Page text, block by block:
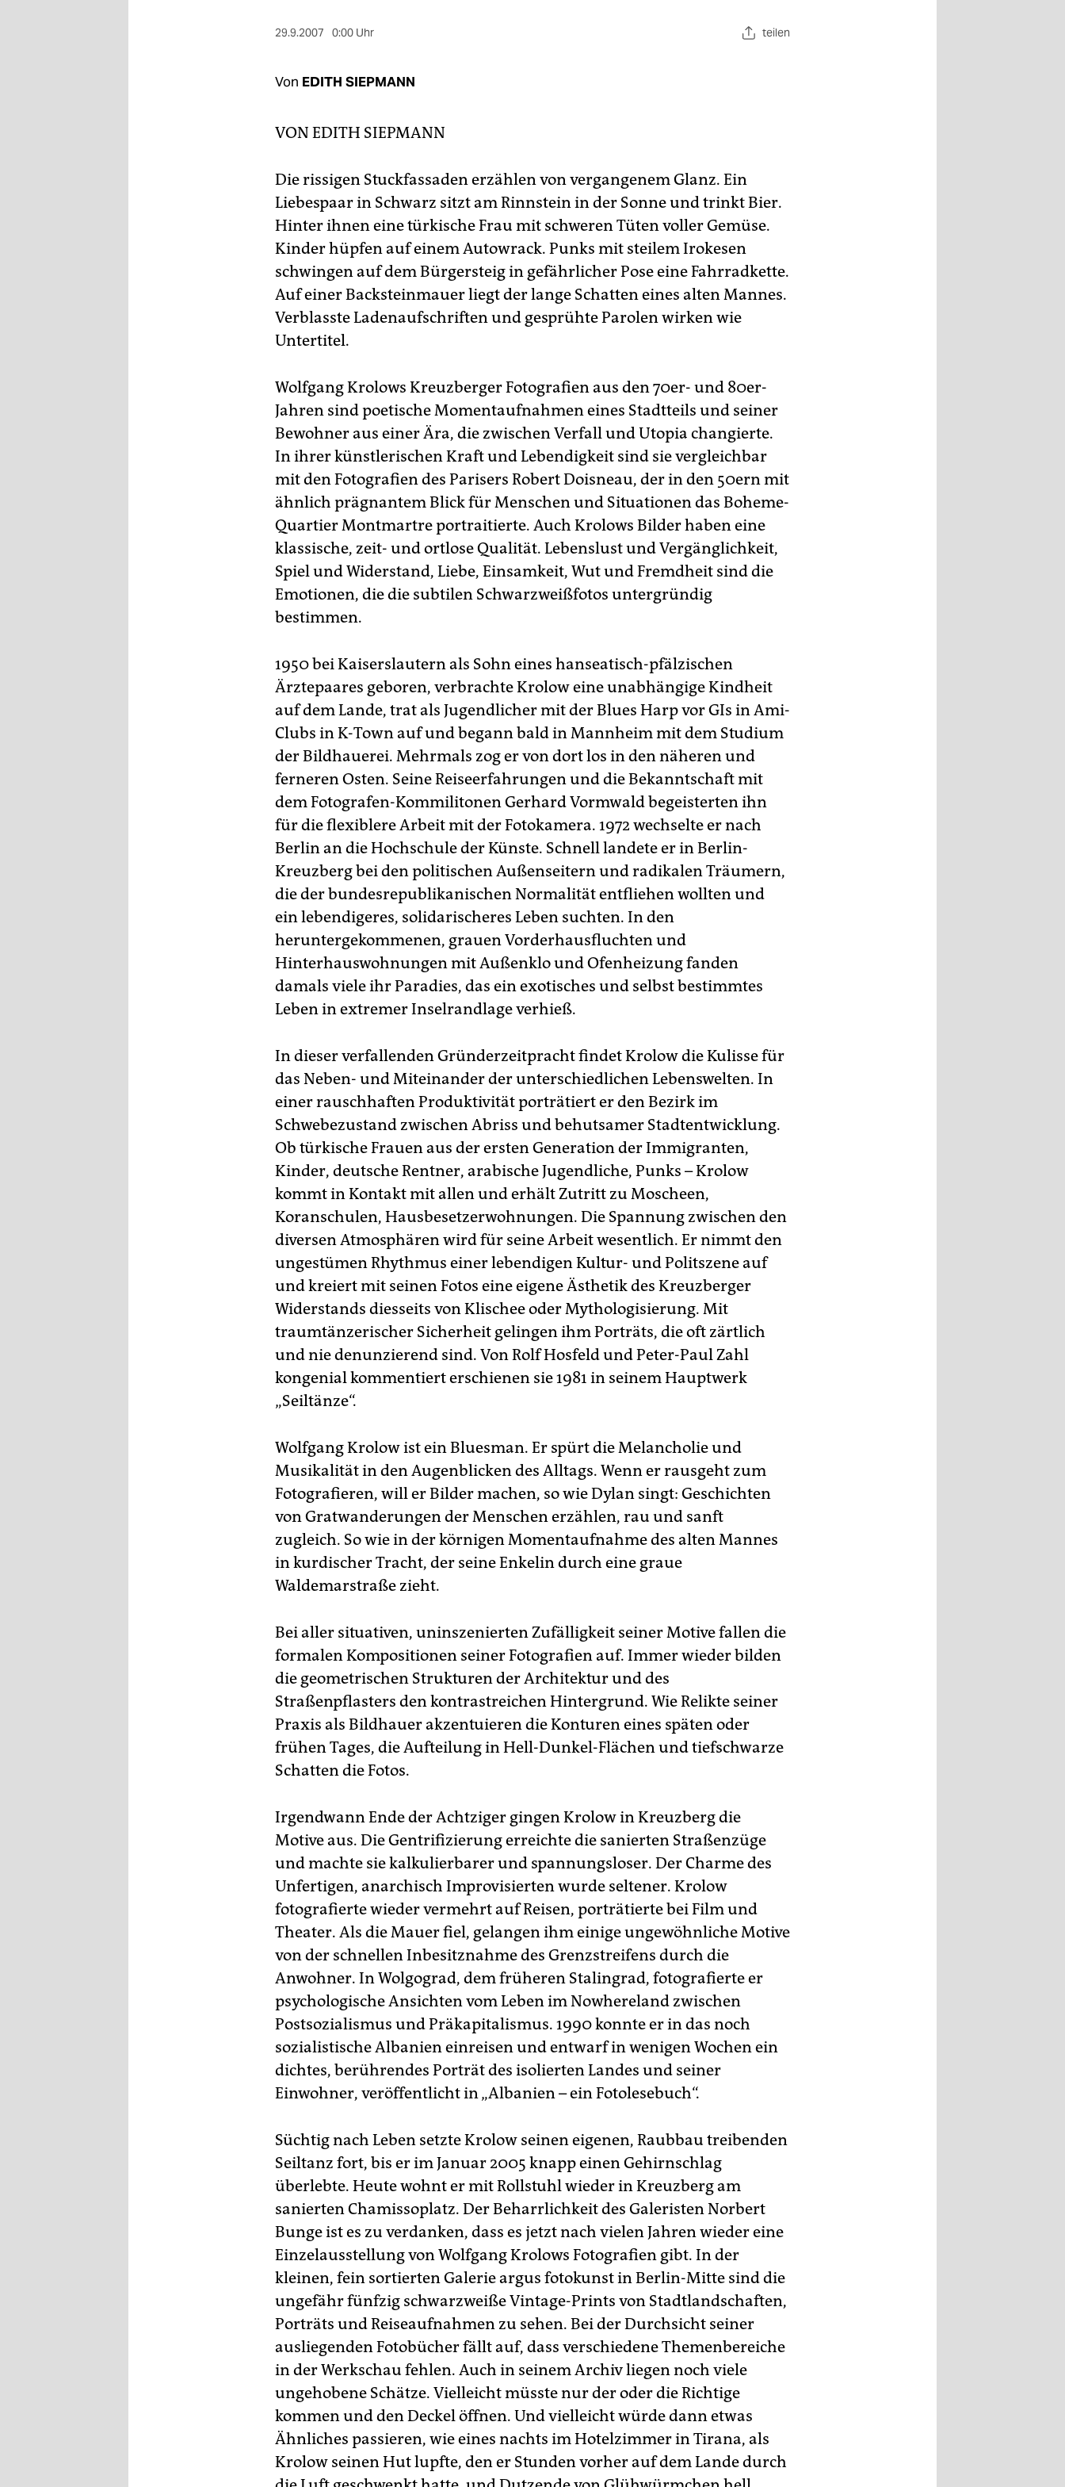
29.9.2007 0:00 Uhr teilen
Von EDITH SIEPMANN
VON EDITH SIEPMANN
Die rissigen Stuckfassaden erzählen von vergangenem Glanz. Ein
Liebespaar in Schwarz sitzt am Rinnstein in der Sonne und trinkt Bier.
Hinter ihnen eine türkische Frau mit schweren Tüten voller Gemüse.
Kinder hüpfen auf einem Autowrack. Punks mit steilem Irokesen
schwingen auf dem Bürgersteig in gefährlicher Pose eine Fahrradkette.
Auf einer Backsteinmauer liegt der lange Schatten eines alten Mannes.
Verblasste Ladenaufschriften und gesprühte Parolen wirken wie
Untertitel.
Wolfgang Krolows Kreuzberger Fotografien aus den 70er- und 80er-
Jahren sind poetische Momentaufnahmen eines Stadtteils und seiner
Bewohner aus einer Ära, die zwischen Verfall und Utopia changierte.
In ihrer künstlerischen Kraft und Lebendigkeit sind sie vergleichbar
mit den Fotografien des Parisers Robert Doisneau, der in den 50ern mit
ähnlich prägnantem Blick für Menschen und Situationen das Boheme-
Quartier Montmartre portraitierte. Auch Krolows Bilder haben eine
klassische, zeit- und ortlose Qualität. Lebenslust und Vergänglichkeit,
Spiel und Widerstand, Liebe, Einsamkeit, Wut und Fremdheit sind die
Emotionen, die die subtilen Schwarzweißfotos untergründig
bestimmen.
1950 bei Kaiserslautern als Sohn eines hanseatisch-pfälzischen
Ärztepaares geboren, verbrachte Krolow eine unabhängige Kindheit
auf dem Lande, trat als Jugendlicher mit der Blues Harp vor GIs in Ami-
Clubs in K-Town auf und begann bald in Mannheim mit dem Studium
der Bildhauerei. Mehrmals zog er von dort los in den näheren und
ferneren Osten. Seine Reiseerfahrungen und die Bekanntschaft mit
dem Fotografen-Kommilitonen Gerhard Vormwald begeisterten ihn
für die flexiblere Arbeit mit der Fotokamera. 1972 wechselte er nach
Berlin an die Hochschule der Künste. Schnell landete er in Berlin-
Kreuzberg bei den politischen Außenseitern und radikalen Träumern,
die der bundesrepublikanischen Normalität entfliehen wollten und
ein lebendigeres, solidarischeres Leben suchten. In den
heruntergekommenen, grauen Vorderhausfluchten und
Hinterhauswohnungen mit Außenklo und Ofenheizung fanden
damals viele ihr Paradies, das ein exotisches und selbst bestimmtes
Leben in extremer Inselrandlage verhieß.
In dieser verfallenden Gründerzeitpracht findet Krolow die Kulisse für
das Neben- und Miteinander der unterschiedlichen Lebenswelten. In
einer rauschhaften Produktivität porträtiert er den Bezirk im
Schwebezustand zwischen Abriss und behutsamer Stadtentwicklung.
Ob türkische Frauen aus der ersten Generation der Immigranten,
Kinder, deutsche Rentner, arabische Jugendliche, Punks – Krolow
kommt in Kontakt mit allen und erhält Zutritt zu Moscheen,
Koranschulen, Hausbesetzerwohnungen. Die Spannung zwischen den
diversen Atmosphären wird für seine Arbeit wesentlich. Er nimmt den
ungestümen Rhythmus einer lebendigen Kultur- und Politszene auf
und kreiert mit seinen Fotos eine eigene Ästhetik des Kreuzberger
Widerstands diesseits von Klischee oder Mythologisierung. Mit
traumtänzerischer Sicherheit gelingen ihm Porträts, die oft zärtlich
und nie denunzierend sind. Von Rolf Hosfeld und Peter-Paul Zahl
kongenial kommentiert erschienen sie 1981 in seinem Hauptwerk
„Seiltänze“.
Wolfgang Krolow ist ein Bluesman. Er spürt die Melancholie und
Musikalität in den Augenblicken des Alltags. Wenn er rausgeht zum
Fotografieren, will er Bilder machen, so wie Dylan singt: Geschichten
von Gratwanderungen der Menschen erzählen, rau und sanft
zugleich. So wie in der körnigen Momentaufnahme des alten Mannes
in kurdischer Tracht, der seine Enkelin durch eine graue
Waldemarstraße zieht.
Bei aller situativen, uninszenierten Zufälligkeit seiner Motive fallen die
formalen Kompositionen seiner Fotografien auf. Immer wieder bilden
die geometrischen Strukturen der Architektur und des
Straßenpflasters den kontrastreichen Hintergrund. Wie Relikte seiner
Praxis als Bildhauer akzentuieren die Konturen eines späten oder
frühen Tages, die Aufteilung in Hell-Dunkel-Flächen und tiefschwarze
Schatten die Fotos.
Irgendwann Ende der Achtziger gingen Krolow in Kreuzberg die
Motive aus. Die Gentrifizierung erreichte die sanierten Straßenzüge
und machte sie kalkulierbarer und spannungsloser. Der Charme des
Unfertigen, anarchisch Improvisierten wurde seltener. Krolow
fotografierte wieder vermehrt auf Reisen, porträtierte bei Film und
Theater. Als die Mauer fiel, gelangen ihm einige ungewöhnliche Motive
von der schnellen Inbesitznahme des Grenzstreifens durch die
Anwohner. In Wolgograd, dem früheren Stalingrad, fotografierte er
psychologische Ansichten vom Leben im Nowhereland zwischen
Postsozialismus und Präkapitalismus. 1990 konnte er in das noch
sozialistische Albanien einreisen und entwarf in wenigen Wochen ein
dichtes, berührendes Porträt des isolierten Landes und seiner
Einwohner, veröffentlicht in „Albanien – ein Fotolesebuch“.
Süchtig nach Leben setzte Krolow seinen eigenen, Raubbau treibenden
Seiltanz fort, bis er im Januar 2005 knapp einen Gehirnschlag
überlebte. Heute wohnt er mit Rollstuhl wieder in Kreuzberg am
sanierten Chamissoplatz. Der Beharrlichkeit des Galeristen Norbert
Bunge ist es zu verdanken, dass es jetzt nach vielen Jahren wieder eine
Einzelausstellung von Wolfgang Krolows Fotografien gibt. In der
kleinen, fein sortierten Galerie argus fotokunst in Berlin-Mitte sind die
ungefähr fünfzig schwarzweiße Vintage-Prints von Stadtlandschaften,
Porträts und Reiseaufnahmen zu sehen. Bei der Durchsicht seiner
ausliegenden Fotobücher fällt auf, dass verschiedene Themenbereiche
in der Werkschau fehlen. Auch in seinem Archiv liegen noch viele
ungehobene Schätze. Vielleicht müsste nur der oder die Richtige
kommen und den Deckel öffnen. Und vielleicht würde dann etwas
Ähnliches passieren, wie eines nachts im Hotelzimmer in Tirana, als
Krolow seinen Hut lupfte, den er Stunden vorher auf dem Lande durch